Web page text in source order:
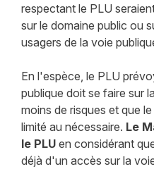
respectant le PLU
sur le domaine public ou
usagers de la voie
En l'espèce, le PLU
publique doit se faire sur
moins de risques et que
limité au nécessaire. Le
le PLUen considérant
déjà d'un accès sur la